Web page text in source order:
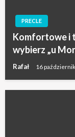
PRECLE
Komfortowe i
wybierz „u
Rafał 16